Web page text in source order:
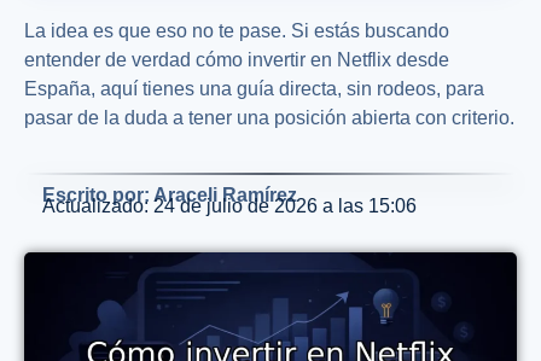
La idea es que eso no te pase. Si estás buscando
entender de verdad cómo invertir en Netflix desde
España, aquí tienes una guía directa, sin rodeos, para
pasar de la duda a tener una posición abierta con criterio.
Escrito por: Araceli Ramírez
Actualizado: 24 de julio de 2026 a las 15:06